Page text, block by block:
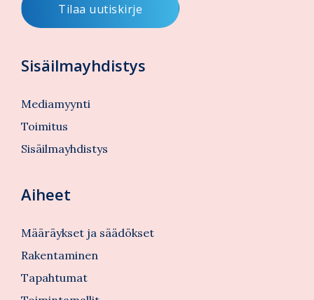
Sisäilmayhdistys
Mediamyynti
Toimitus
Sisäilmayhdistys
Aiheet
Määräykset ja säädökset
Rakentaminen
Tapahtumat